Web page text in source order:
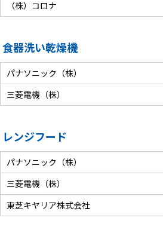
（株）コロナ
食器洗い乾燥機
パナソニック（株）
三菱電機（株）
レンジフード
パナソニック（株）
三菱電機（株）
東芝キヤリア株式会社